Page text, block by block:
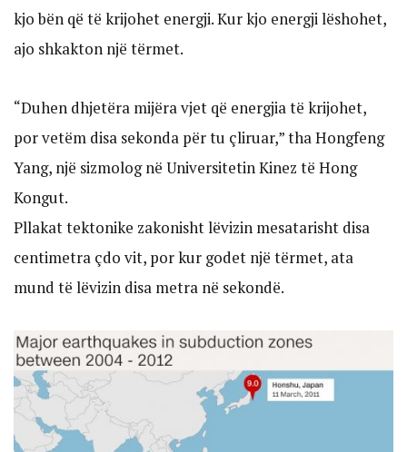
kjo bën që të krijohet energji. Kur kjo energji lëshohet,
ajo shkakton një tërmet.
“Duhen dhjetëra mijëra vjet që energjia të krijohet,
por vetëm disa sekonda për tu çliruar,” tha Hongfeng
Yang, një sizmolog në Universitetin Kinez të Hong
Kongut.
Pllakat tektonike zakonisht lëvizin mesatarisht disa
centimetra çdo vit, por kur godet një tërmet, ata
mund të lëvizin disa metra në sekondë.